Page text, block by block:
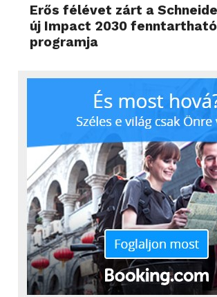
Erős félévet zárt a
új Impact 2030
programja